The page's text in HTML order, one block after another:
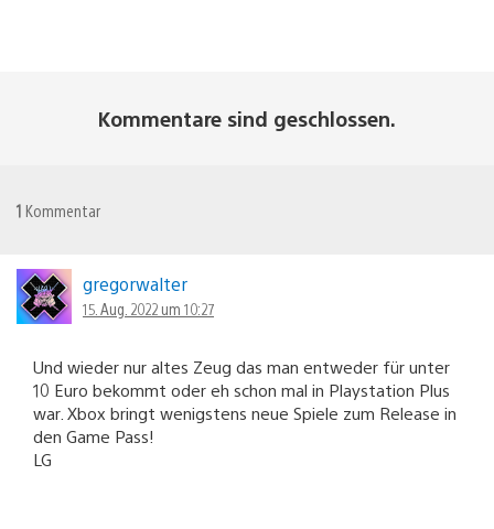
Kommentare sind geschlossen.
1 Kommentar
gregorwalter
15. Aug. 2022 um 10:27
Und wieder nur altes Zeug das man entweder für unter
10 Euro bekommt oder eh schon mal in Playstation Plus
war. Xbox bringt wenigstens neue Spiele zum Release in
den Game Pass!
LG